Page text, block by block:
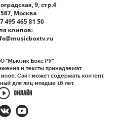
9, стр.4
Москва
495 465 81 50
клипов:
"Мьюзик Бокс РУ"
и тексты принадлежат
Сайт может содержать контент,
для лиц младше 18 лет.
ОНЛАЙН